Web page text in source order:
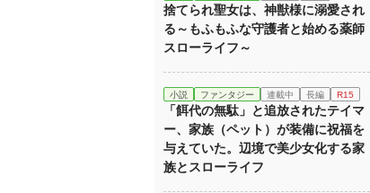
捨てられ聖女は、神獣様に溺愛され
る～もふもふな守護者と始める薬師
スローライフ～
小説 ファンタジー 連載中 長編 R15
「餌代の無駄」と追放されたテイマ
ー、家族（ペット）が装備に祝福を
与えていた。辺境で美少女化する家
族とスローライフ